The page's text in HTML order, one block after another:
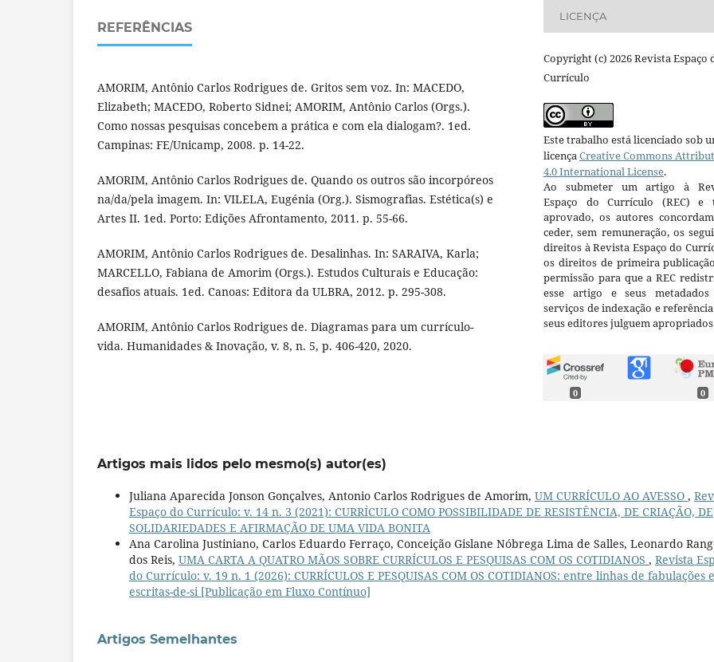
REFERÊNCIAS
AMORIM, Antônio Carlos Rodrigues de. Gritos sem voz. In: MACEDO,
Elizabeth; MACEDO, Roberto Sidnei; AMORIM, Antônio Carlos (Orgs.).
Como nossas pesquisas concebem a prática e com ela dialogam?. 1ed.
Campinas: FE/Unicamp, 2008. p. 14-22.
AMORIM, Antônio Carlos Rodrigues de. Quando os outros são incorpóreos
na/da/pela imagem. In: VILELA, Eugénia (Org.). Sismografias. Estética(s) e
Artes II. 1ed. Porto: Edições Afrontamento, 2011. p. 55-66.
AMORIM, Antônio Carlos Rodrigues de. Desalinhas. In: SARAIVA, Karla;
MARCELLO, Fabiana de Amorim (Orgs.). Estudos Culturais e Educação:
desafios atuais. 1ed. Canoas: Editora da ULBRA, 2012. p. 295-308.
AMORIM, Antônio Carlos Rodrigues de. Diagramas para um currículo-
vida. Humanidades & Inovação, v. 8, n. 5, p. 406-420, 2020.
LICENÇA
Copyright (c) 2026 Revista Espaço
Currículo
Este trabalho está licenciado sob
licençaCreative Commons
4.0 International License.
Ao submeter um artigo à
Espaço do Currículo (REC) e
aprovado, os autores
ceder, sem remuneração, os
direitos à Revista Espaço do
os direitos de primeira
permissão para que a REC
esse artigo e seus metadados
serviços de indexação e
seus editores julguem
0 0
Artigos mais lidos pelo mesmo(s) autor(es)
Juliana Aparecida Jonson Gonçalves, Antonio Carlos Rodrigues de Amorim, UM CURRÍCULO AO AVESSO ,
Espaço do Currículo: v. 14 n. 3 (2021): CURRÍCULO COMO POSSIBILIDADE DE RESISTÊNCIA, DE CRIAÇÃO, DE
SOLIDARIEDADES E AFIRMAÇÃO DE UMA VIDA BONITA
Ana Carolina Justiniano, Carlos Eduardo Ferraço, Conceição Gislane Nóbrega Lima de Salles, Leonardo
dos Reis, UMA CARTA A QUATRO MÃOS SOBRE CURRÍCULOS E PESQUISAS COM OS COTIDIANOS , Revista
do Currículo: v. 19 n. 1 (2026): CURRÍCULOS E PESQUISAS COM OS COTIDIANOS: entre linhas de fabulações e
escritas-de-si [Publicação em Fluxo Contínuo]
Artigos Semelhantes